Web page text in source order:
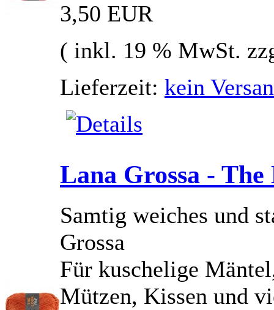
3,50 EUR
( inkl. 19 % MwSt.
Lieferzeit: kein
Lana Grossa -
Samtig weiches und
Grossa
Für kuschelige
Mützen, Kissen und